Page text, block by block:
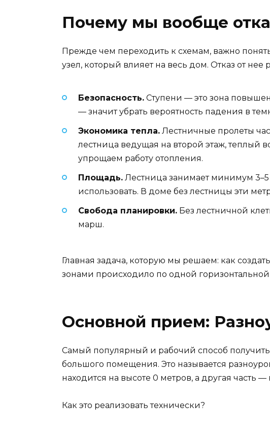
Почему мы вообще
Прежде чем переходить к схемам, важно
узел, который влияет на весь дом. Отказ от
Безопасность. Ступени — это зона
— значит убрать вероятность падения в
Экономика тепла. Лестничные пролеты
лестница ведущая на второй этаж, теплый
упрощаем работу отопления.
Площадь. Лестница занимает минимум
использовать. В доме без лестницы эти
Свобода планировки. Без лестничной
марш.
Главная задача, которую мы решаем: как
зонами происходило по одной горизонтальной
Основной прием:
Самый популярный и рабочий способ
большого помещения. Это называется
находится на высоте 0 метров, а другая часть
Как это реализовать технически?